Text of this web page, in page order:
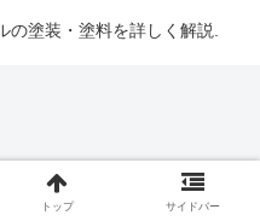
の塗装・塗料を詳しく解説.
トップ サイドバー